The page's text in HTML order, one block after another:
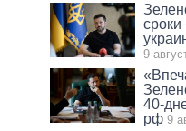
9
40-
рф 9